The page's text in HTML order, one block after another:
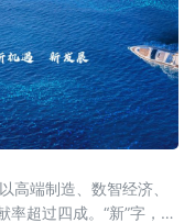
高端制造、数智经济、
超过四成。“新”字，成